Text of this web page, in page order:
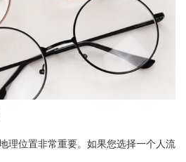
理位置非常重要。如果您选择一个人流